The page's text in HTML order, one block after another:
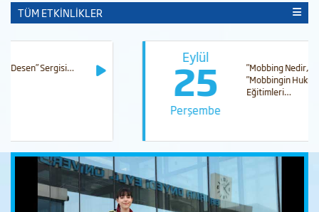
TÜM ETKİNLİKLER
25
"Mobbing Nedir, Ne Değildir? " ve
"Mobbingin Hukuksal Boyutu"